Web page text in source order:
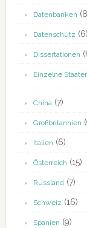
Datenbanken
Datenschutz (6)
Dissertationen
Einzelne
China(7)
Großbritannien
Italien (6)
Österreich (15)
Russland(7)
Schweiz (16)
Spanien (9)